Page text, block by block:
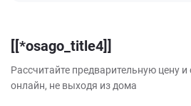
[[*osago_title4]]
Рассчитайте предварительную цену
онлайн, не выходя из дома